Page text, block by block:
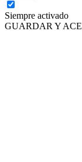
Siempre activado
GUARDAR Y